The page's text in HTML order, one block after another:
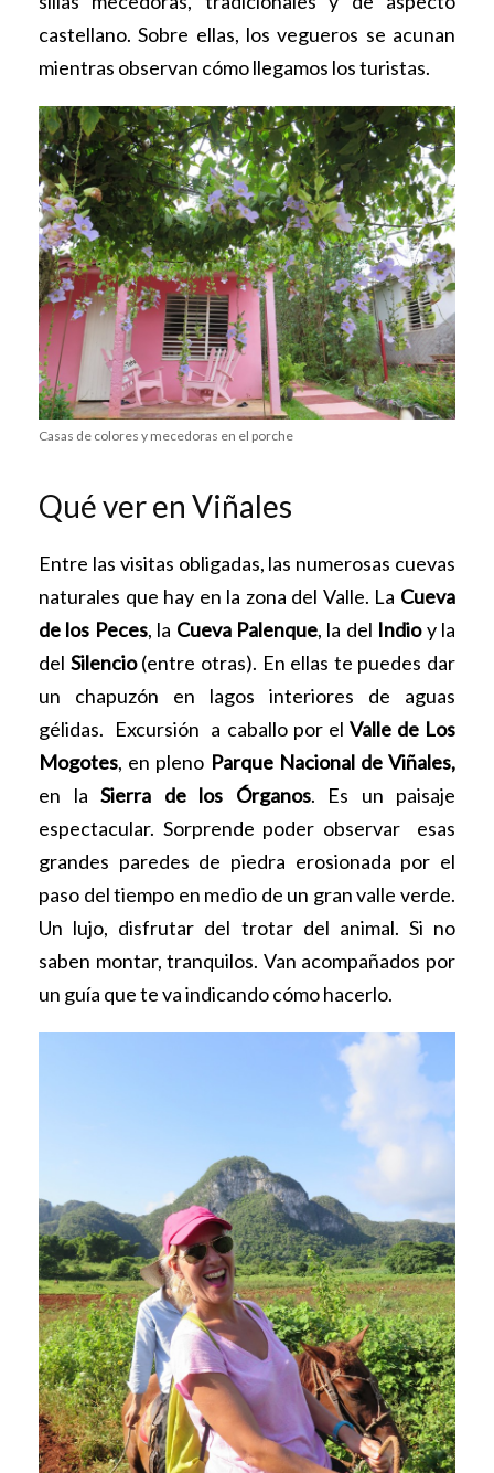
castellano. Sobre ellas, los vegueros se acunan
mientras observan cómo llegamos los turistas.
Casas de colores y mecedoras en el porche
Qué ver en Viñales
Entre las visitas obligadas, las numerosas cuevas
naturales que hay en la zona del Valle. La Cueva
de los Peces, la Cueva Palenque, la del Indioy la
del Silencio(entre otras). En ellas te puedes dar
un chapuzón en lagos interiores de aguas
gélidas. Excursión a caballo por el Valle de Los
Mogotes, en pleno Parque Nacional de Viñales,
en la Sierra de los Órganos. Es un paisaje
espectacular. Sorprende poder observar esas
grandes paredes de piedra erosionada por el
paso del tiempo en medio de un gran valle verde.
Un lujo, disfrutar del trotar del animal. Si no
saben montar, tranquilos. Van acompañados por
un guía que te va indicando cómo hacerlo.